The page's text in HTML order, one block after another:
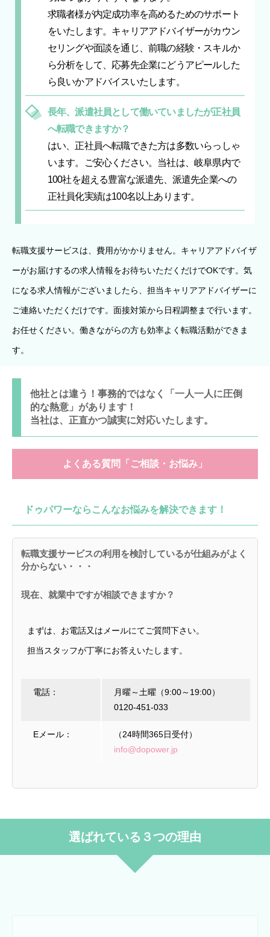
求職者様が内定成功率を高めるためのサポート
をいたします。キャリアアドバイザーがカウン
セリングや面談を通じ、前職の経験・スキルか
ら分析をして、応募先企業にどうアピールした
ら良いかアドバイスいたします。
長年、派遣社員として働いていましたが正社員
へ転職できますか？
はい、正社員へ転職できた方は多数いらっしゃ
います。ご安心ください。当社は、岐阜県内で
100社を超える豊富な派遣先、派遣先企業への
正社員化実績は100名以上あります。
転職支援サービスは、費用がかかりません。キャリアアドバイザ
ーがお届けするの求人情報をお待ちいただくだけでOKです。気
になる求人情報がございましたら、担当キャリアアドバイザーに
ご連絡いただくだけです。面接対策から日程調整まで行います。
お任せください。働きながらの方も効率よく転職活動ができま
す。
他社とは違う！事務的ではなく「一人一人に圧倒
的な熱意」があります！
当社は、正直かつ誠実に対応いたします。
よくある質問「ご相談・お悩み」
ドゥパワーならこんなお悩みを解決できます！
転職支援サービスの利用を検討しているが仕組みがよく
分からない・・・
現在、就業中ですが相談できますか？
まずは、お電話又はメールにてご質問下さい。
担当スタッフが丁寧にお答えいたします。
電話：
月曜～土曜（9:00～19:00）
0120-451-033
Eメール：
（24時間365日受付）
info@dopower.jp
選ばれている３つの理由